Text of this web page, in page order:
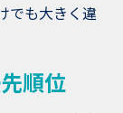
でも大きく違
順位